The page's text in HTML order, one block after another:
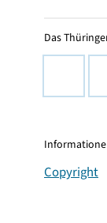
Das
Copyright